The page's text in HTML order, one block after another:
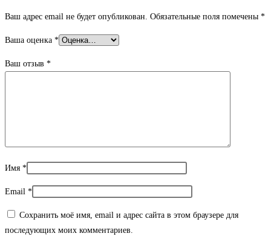
Ваш адрес email не будет опубликован. Обязательные поля помечены *
Ваша оценка *
Ваш отзыв *
Имя *
Email *
Сохранить моё имя, email и адрес сайта в этом браузере для
последующих моих комментариев.